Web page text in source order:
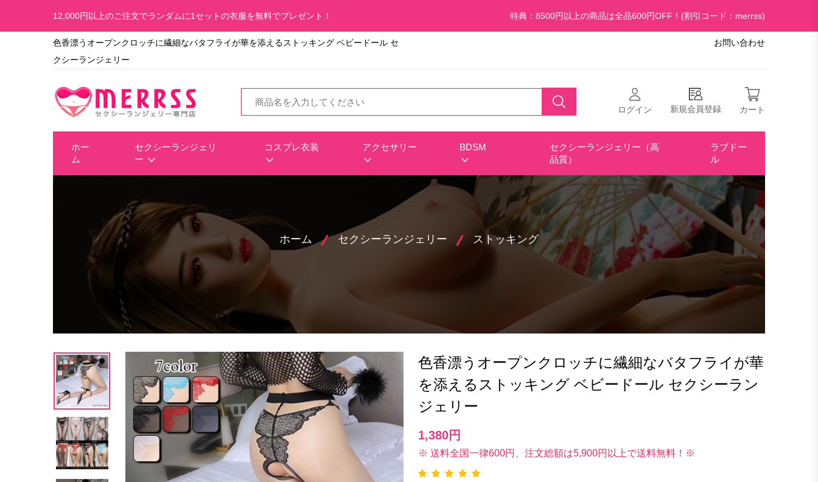
12,000円以上のご注文でランダムに1セットの衣服を無料でプレゼント！ 特典：8500円以上の商品は全品600円OFF！(割引コード：merrss)
色香漂うオープンクロッチに繊細なバタフライが華を添えるストッキング ベビードール セ
クシーランジェリー
お問い合わせ
ログイン 新規会員登録 カート
ホー
ム
セクシーランジェリ
ー
コスプレ衣装 アクセサリー BDSM
セクシーランジェリー（高
品質）
ラブドー
ル
ホーム セクシーランジェリー ストッキング
色香漂うオープンクロッチに繊細なバタフライが華
を添えるストッキング ベビードール セクシーラン
ジェリー
1,380円
※ 送料全国一律600円、注文総額は5,900円以上で送料無料！※